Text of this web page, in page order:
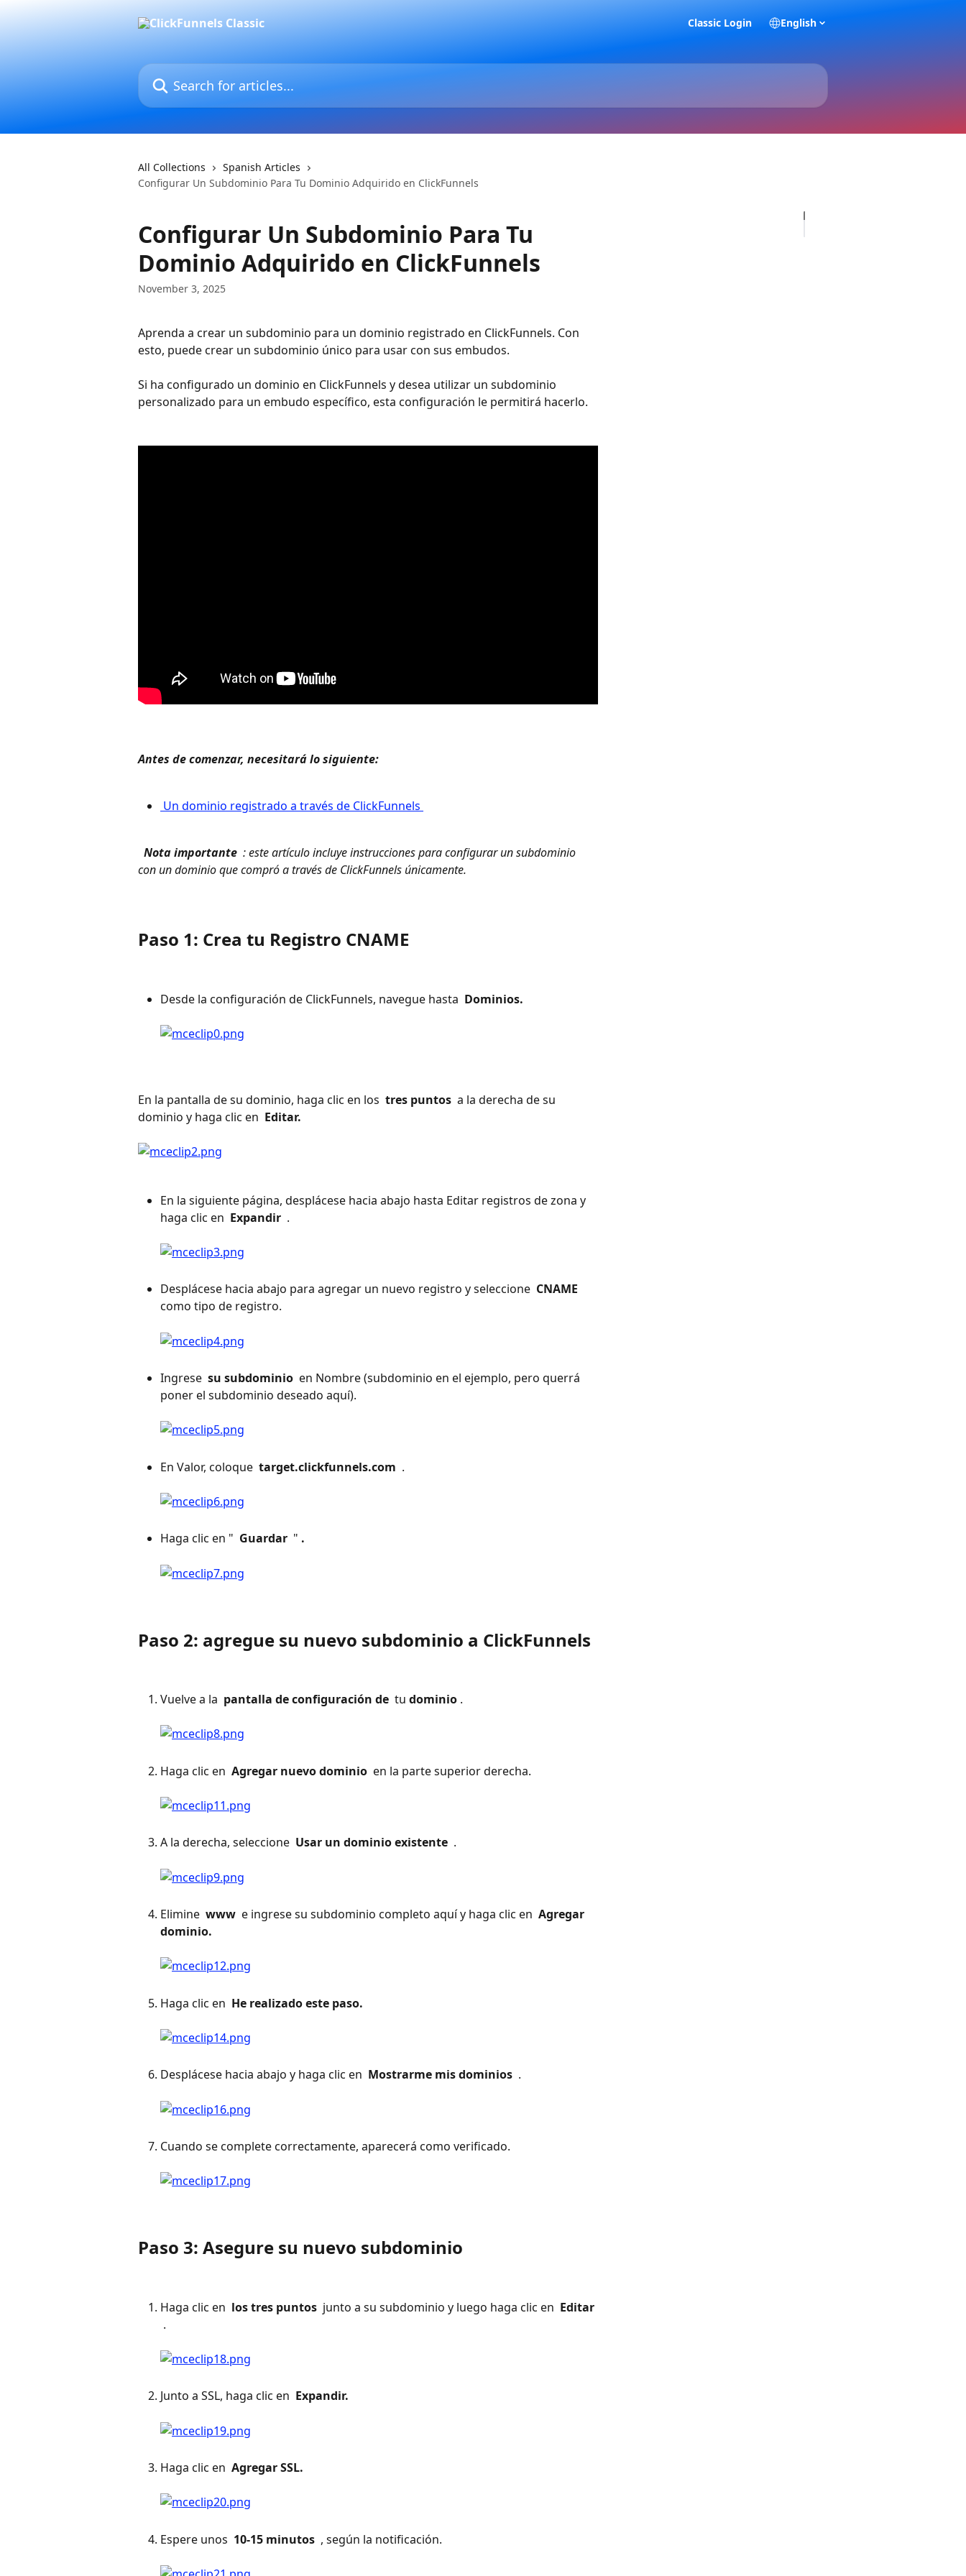
Classic Login English
Search for articles...
All Collections
Spanish Articles
Configurar Un Subdominio Para Tu Dominio Adquirido en ClickFunnels
Configurar Un Subdominio Para Tu
Dominio Adquirido en ClickFunnels
November 3, 2025
Aprenda a crear un subdominio para un dominio registrado en ClickFunnels. Con
esto, puede crear un subdominio único para usar con sus embudos.
Si ha configurado un dominio en ClickFunnels y desea utilizar un subdominio
personalizado para un embudo específico, esta configuración le permitirá hacerlo.
Antes de comenzar, necesitará lo siguiente:
Un dominio registrado a través de ClickFunnels
Nota importante : este artículo incluye instrucciones para configurar un subdominio
con un dominio que compró a través de ClickFunnels únicamente.
Paso 1: Crea tu Registro CNAME
Desde la configuración de ClickFunnels, navegue hasta Dominios.
En la pantalla de su dominio, haga clic en los tres puntos a la derecha de su
dominio y haga clic en Editar.
En la siguiente página, desplácese hacia abajo hasta Editar registros de zona y
haga clic en Expandir .
Desplácese hacia abajo para agregar un nuevo registro y seleccione CNAME
como tipo de registro.
Ingrese su subdominio en Nombre (subdominio en el ejemplo, pero querrá
poner el subdominio deseado aquí).
En Valor, coloque target.clickfunnels.com .
Haga clic en " Guardar " .
Paso 2: agregue su nuevo subdominio a ClickFunnels
Vuelve a la pantalla de configuración de tu dominio .
Haga clic en Agregar nuevo dominio en la parte superior derecha.
A la derecha, seleccione Usar un dominio existente .
Elimine www e ingrese su subdominio completo aquí y haga clic en Agregar
dominio.
Haga clic en He realizado este paso.
Desplácese hacia abajo y haga clic en Mostrarme mis dominios .
Cuando se complete correctamente, aparecerá como verificado.
Paso 3: Asegure su nuevo subdominio
Haga clic en los tres puntos junto a su subdominio y luego haga clic en Editar
.
Junto a SSL, haga clic en Expandir.
Haga clic en Agregar SSL.
Espere unos 10-15 minutos , según la notificación.